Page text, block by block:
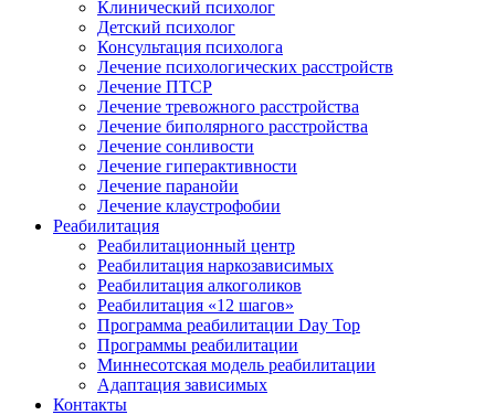
Клинический психолог
Детский психолог
Консультация психолога
Лечение психологических расстройств
Лечение ПТСР
Лечение тревожного расстройства
Лечение биполярного расстройства
Лечение сонливости
Лечение гиперактивности
Лечение паранойи
Лечение клаустрофобии
Реабилитация
Реабилитационный центр
Реабилитация наркозависимых
Реабилитация алкоголиков
Реабилитация «12 шагов»
Программа реабилитации Day Top
Программы реабилитации
Миннесотская модель реабилитации
Адаптация зависимых
Контакты